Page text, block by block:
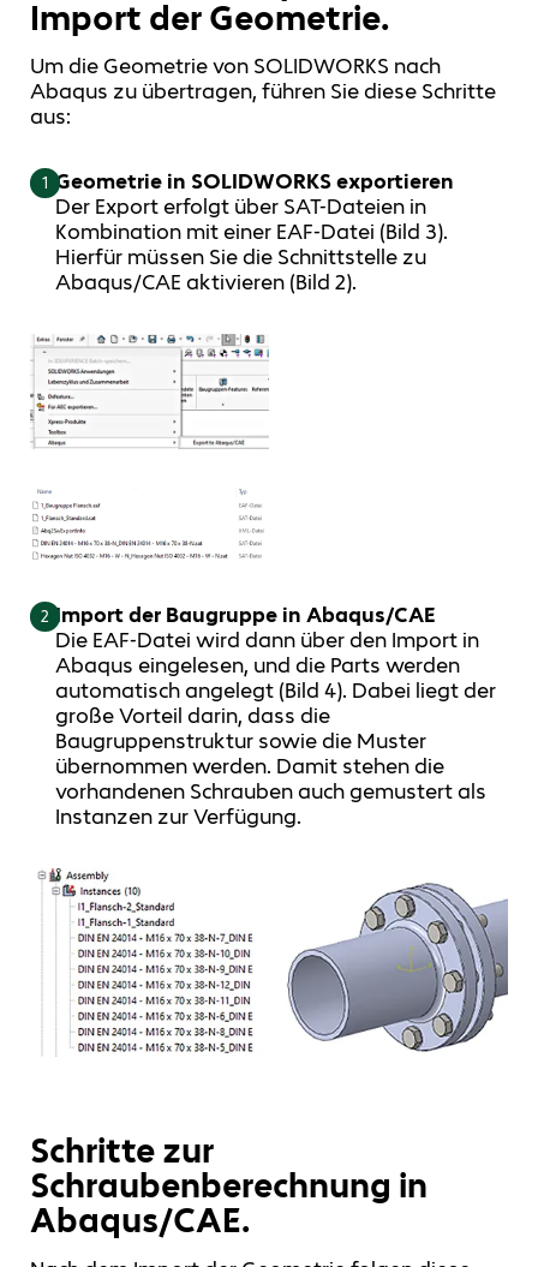
Import der Geometrie.
Um die Geometrie von SOLIDWORKS nach
Abaqus zu übertragen, führen Sie diese Schritte
aus:
1 Geometrie in SOLIDWORKS exportieren
Der Export erfolgt über SAT-Dateien in
Kombination mit einer EAF-Datei (Bild 3).
Hierfür müssen Sie die Schnittstelle zu
Abaqus/CAE aktivieren (Bild 2).
2 Import der Baugruppe in Abaqus/CAE
Die EAF-Datei wird dann über den Import in
Abaqus eingelesen, und die Parts werden
automatisch angelegt (Bild 4). Dabei liegt der
große Vorteil darin, dass die
Baugruppenstruktur sowie die Muster
übernommen werden. Damit stehen die
vorhandenen Schrauben auch gemustert als
Instanzen zur Verfügung.
Schritte zur
Schraubenberechnung in
Abaqus/CAE.